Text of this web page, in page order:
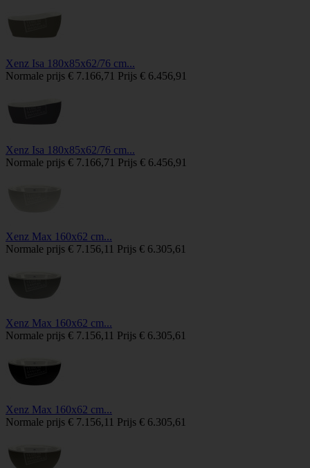
Xenz Isa 180x85x62/76 cm...
Normale prijs € 7.166,71 Prijs € 6.456,91
Xenz Isa 180x85x62/76 cm...
Normale prijs € 7.166,71 Prijs € 6.456,91
Xenz Max 160x62 cm...
Normale prijs € 7.156,11 Prijs € 6.305,61
Xenz Max 160x62 cm...
Normale prijs € 7.156,11 Prijs € 6.305,61
Xenz Max 160x62 cm...
Normale prijs € 7.156,11 Prijs € 6.305,61